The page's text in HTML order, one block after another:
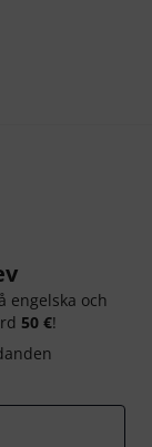
engelska och
50 €!